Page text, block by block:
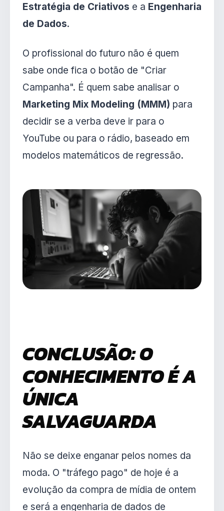
Estratégia de Criativos e a Engenharia
de Dados.
O profissional do futuro não é quem
sabe onde fica o botão de "Criar
Campanha". É quem sabe analisar o
Marketing Mix Modeling (MMM) para
decidir se a verba deve ir para o
YouTube ou para o rádio, baseado em
modelos matemáticos de regressão.
CONCLUSÃO: O
CONHECIMENTO É A
ÚNICA
SALVAGUARDA
Não se deixe enganar pelos nomes da
moda. O "tráfego pago" de hoje é a
evolução da compra de mídia de ontem
e será a engenharia de dados de